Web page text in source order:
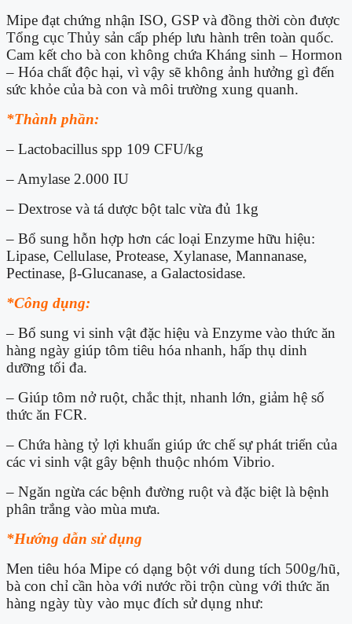
Mipe đạt chứng nhận ISO, GSP và đồng thời còn được
Tổng cục Thủy sản cấp phép lưu hành trên toàn quốc.
Cam kết cho bà con không chứa Kháng sinh – Hormon
– Hóa chất độc hại, vì vậy sẽ không ảnh hưởng gì đến
sức khỏe của bà con và môi trường xung quanh.
*Thành phần:
– Lactobacillus spp 109 CFU/kg
– Amylase 2.000 IU
– Dextrose và tá dược bột talc vừa đủ 1kg
– Bổ sung hỗn hợp hơn các loại Enzyme hữu hiệu:
Lipase, Cellulase, Protease, Xylanase, Mannanase,
Pectinase, β-Glucanase, a Galactosidase.
*Công dụng:
– Bổ sung vi sinh vật đặc hiệu và Enzyme vào thức ăn
hàng ngày giúp tôm tiêu hóa nhanh, hấp thụ dinh
dưỡng tối đa.
– Giúp tôm nở ruột, chắc thịt, nhanh lớn, giảm hệ số
thức ăn FCR.
– Chứa hàng tỷ lợi khuẩn giúp ức chế sự phát triển của
các vi sinh vật gây bệnh thuộc nhóm Vibrio.
– Ngăn ngừa các bệnh đường ruột và đặc biệt là bệnh
phân trắng vào mùa mưa.
*Hướng dẫn sử dụng
Men tiêu hóa Mipe có dạng bột với dung tích 500g/hũ,
bà con chỉ cần hòa với nước rồi trộn cùng với thức ăn
hàng ngày tùy vào mục đích sử dụng như: